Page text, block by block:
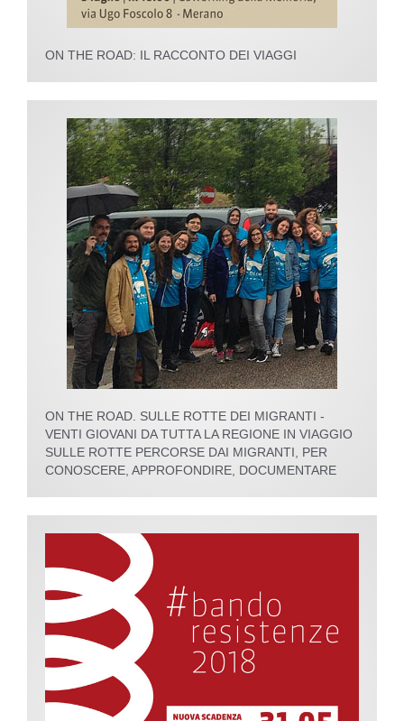
ON THE ROAD: IL RACCONTO DEI VIAGGI
ON THE ROAD. SULLE ROTTE DEI MIGRANTI -
VENTI GIOVANI DA TUTTA LA REGIONE IN VIAGGIO
SULLE ROTTE PERCORSE DAI MIGRANTI, PER
CONOSCERE, APPROFONDIRE, DOCUMENTARE